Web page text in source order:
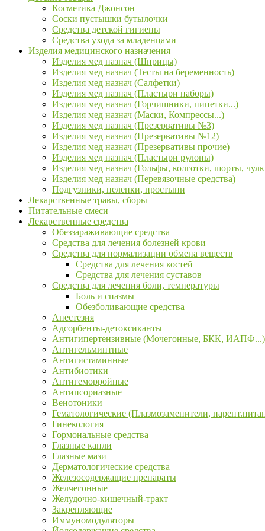
Косметика Джонсон
Соски пустышки бутылочки
Средства детской гигиены
Средства ухода за младенцами
Изделия медицинского назначения
Изделия мед назнач (Шприцы)
Изделия мед назнач (Тесты на беременность)
Изделия мед назнач (Салфетки)
Изделия мед назнач (Пластыри наборы)
Изделия мед назнач (Горчишники, пипетки...)
Изделия мед назнач (Маски, Компрессы...)
Изделия мед назнач (Презервативы №3)
Изделия мед назнач (Презервативы №12)
Изделия мед назнач (Презервативы прочие)
Изделия мед назнач (Пластыри рулоны)
Изделия мед назнач (Гольфы, колготки, шорты,
Изделия мед назнач (Перевязочные средства)
Подгузники, пеленки, простыни
Лекарственные травы, сборы
Питательные смеси
Лекарственные средства
Обеззараживающие средства
Средства для лечения болезней крови
Средства для нормализации обмена веществ
Средства для лечения костей
Средства для лечения суставов
Средства для лечения боли, температуры
Боль и спазмы
Обезболивающие средства
Анестезия
Адсорбенты-детоксиканты
Антигипертензивные (Мочегонные, БКК, ИАПФ...)
Антигельминтные
Антигистаминные
Антибиотики
Антигеморройные
Антипсориазные
Венотоники
Гематологические (Плазмозаменители,
Гинекология
Гормональные средства
Глазные капли
Глазные мази
Дерматологические средства
Железосодержащие препараты
Желчегонные
Желудочно-кишечный-тракт
Закрепляющие
Иммуномодуляторы